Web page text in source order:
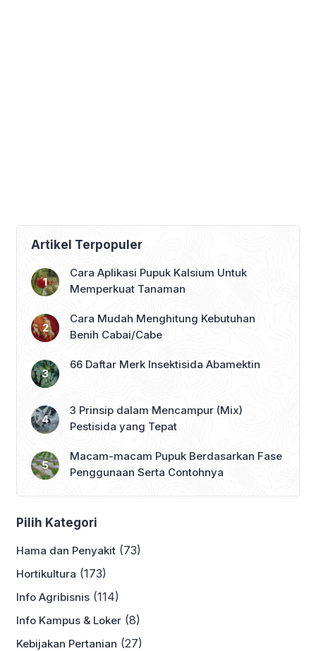
Artikel Terpopuler
Cara Aplikasi Pupuk Kalsium Untuk
Memperkuat Tanaman
Cara Mudah Menghitung Kebutuhan
Benih Cabai/Cabe
66 Daftar Merk Insektisida Abamektin
3 Prinsip dalam Mencampur (Mix)
Pestisida yang Tepat
Macam-macam Pupuk Berdasarkan Fase
Penggunaan Serta Contohnya
Pilih Kategori
Hama dan Penyakit (73)
Hortikultura (173)
Info Agribisnis (114)
Info Kampus & Loker (8)
Kebijakan Pertanian (27)